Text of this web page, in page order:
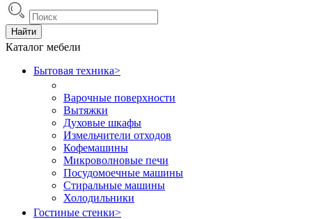
Найти
Каталог мебели
Бытовая техника>
Варочные поверхности
Вытяжки
Духовые шкафы
Измельчители отходов
Кофемашины
Микроволновые печи
Посудомоечные машины
Стиральные машины
Холодильники
Гостиные стенки>